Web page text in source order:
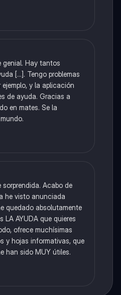
genial. Hay tantos
[...]. Tengo problemas
y la aplicación
de ayuda. Gracias a
en mates. Se la
sorprendida. Acabo de
he visto anunciada
quedado absolutamente
LA AYUDA que quieres
ofrece muchísimas
y hojas informativas, que
han sido MUY útiles.